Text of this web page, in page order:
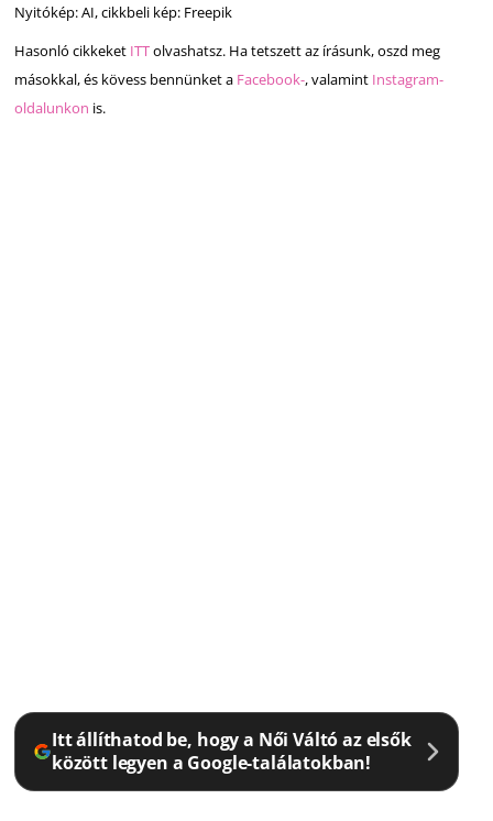
Nyitókép: AI, cikkbeli kép: Freepik
Hasonló cikkeket ITTolvashatsz. Ha tetszett az írásunk, oszd meg
másokkal, és kövess bennünket a Facebook-, valamint Instagram-
oldalunkon is.
Itt állíthatod be, hogy a Női Váltó az elsők
között legyen a Google-találatokban!